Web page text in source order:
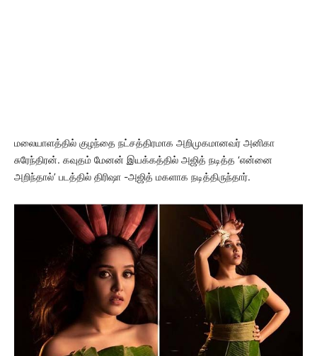
மலையாளத்தில் குழந்தை நட்சத்திரமாக அறிமுகமானவர் அனிகா
சுரேந்திரன். கவுதம் மேனன் இயக்கத்தில் அஜித் நடித்த ‘என்னை
அறிந்தால்’ படத்தில் திரிஷா -அஜித் மகளாக நடித்திருந்தார்.